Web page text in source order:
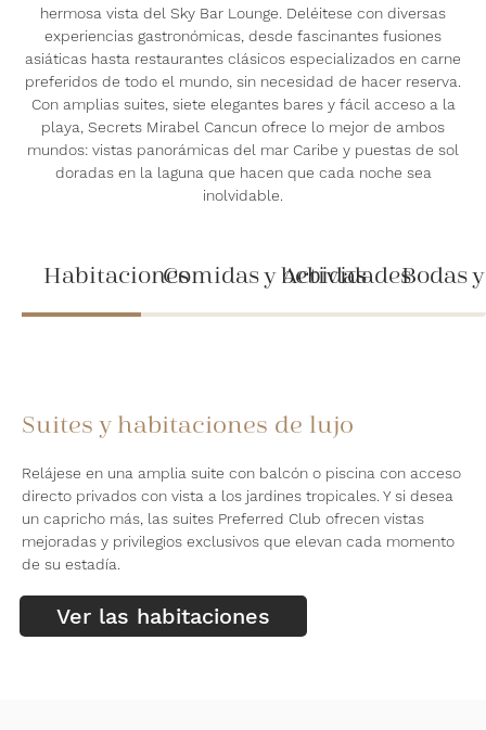
hermosa vista del Sky Bar Lounge. Deléitese con diversas
experiencias gastronómicas, desde fascinantes fusiones
asiáticas hasta restaurantes clásicos especializados en carne
preferidos de todo el mundo, sin necesidad de hacer reserva.
Con amplias suites, siete elegantes bares y fácil acceso a la
playa, Secrets Mirabel Cancun ofrece lo mejor de ambos
mundos: vistas panorámicas del mar Caribe y puestas de sol
doradas en la laguna que hacen que cada noche sea
inolvidable.
HabitacionesComidas y bebidas
ActividadesBodas
Suites y habitaciones de lujo
Relájese en una amplia suite con balcón o piscina con acceso
directo privados con vista a los jardines tropicales. Y si desea
un capricho más, las suites Preferred Club ofrecen vistas
mejoradas y privilegios exclusivos que elevan cada momento
de su estadía.
Ver las habitaciones